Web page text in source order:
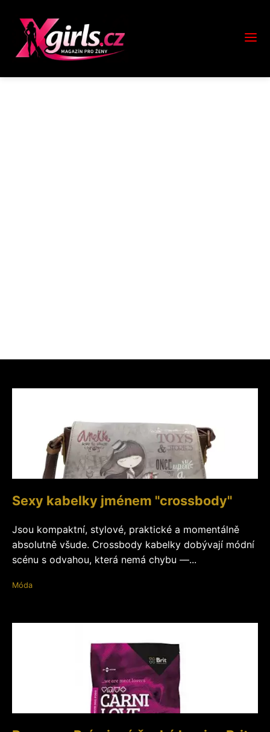
Sexy kabelky jménem "crossbody"
Jsou kompaktní, stylové, praktické a momentálně
absolutně všude. Crossbody kabelky dobývají módní
scénu s odvahou, která nemá chybu —...
Móda